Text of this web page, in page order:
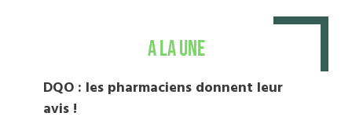
A la une
DQO : les pharmaciens donnent leur
avis !